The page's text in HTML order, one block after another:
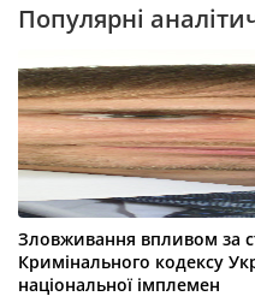
Популярні
Зловживання впливом за
Кримінального кодексу
національної імплемен